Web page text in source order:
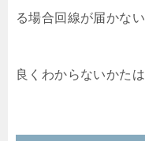
る場合回線が届かな
良くわからないかた